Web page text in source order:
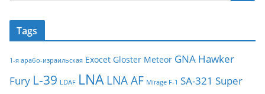
Tags
1-я арабо-израильская Exocet Gloster Meteor GNA Hawker
Fury L-39 LDAF LNA LNA AF Mirage F-1 SA-321 Super